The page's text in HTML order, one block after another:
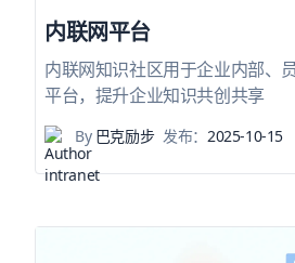
内联网平台
内联网知识社区用于企业内部、
平台，提升企业知识共创共享
By巴克励步 发布：2025-10-15